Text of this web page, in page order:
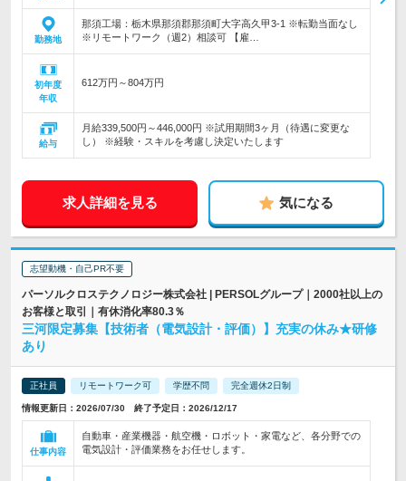
勤務地
那須工場：栃木県那須郡那須町大字高久甲3-1 ※転勤当面なし
※リモートワーク（週2）相談可 【雇…
初年度
年収
612万円～804万円
給与
月給339,500円～446,000円 ※試用期間3ヶ月（待遇に変更な
し） ※経験・スキルを考慮し決定いたします
求人詳細を見る 気になる
志望動機・自己PR不要
パーソルクロステクノロジー株式会社 | PERSOLグループ｜2000社以上の
お客様と取引｜有休消化率80.3％
三河限定募集【技術者（電気設計・評価）】充実の休み★研修
あり
正社員 リモートワーク可 学歴不問 完全週休2日制
情報更新日：2026/07/30 終了予定日：2026/12/17
仕事内容
自動車・産業機器・航空機・ロボット・家電など、各分野での
電気設計・評価業務をお任せします。